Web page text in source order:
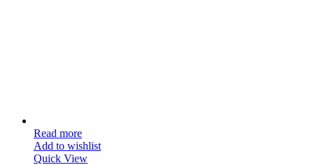
Read more
Add to wishlist
Quick View